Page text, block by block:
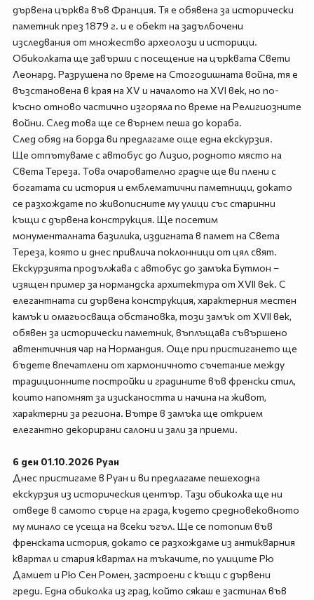
дървена църква във Франция. Тя е обявена за исторически
паметник през 1879 г. и е обект на задълбочени
изследвания от множество археолози и историци.
Обиколката ще завърши с посещение на църквата Свети
Леонард. Разрушена по време на Стогодишната война, тя е
възстановена в края на XV и началото на XVI век, но по-
късно отново частично изгоряла по време на Религиозните
войни. След това ще се върнем пеша до кораба.
След обяд на борда ви предлагаме още една екскурзия.
Ще отпътуваме с автобус до Лизио, родното място на
Света Тереза. Това очарователно градче ще ви плени с
богатата си история и емблематични паметници, докато
се разхождате по живописните му улици със старинни
къщи с дървена конструкция. Ще посетим
монументалната базилика, издигната в памет на Света
Тереза, която и днес привлича поклонници от цял свят.
Екскурзията продължава с автобус до замъка Бутмон –
изящен пример за нормандска архитектура от XVII век. С
елегантната си дървена конструкция, характерния местен
камък и омагьосваща обстановка, този замък от XVII век,
обявен за исторически паметник, въплъщава съвършено
автентичния чар на Нормандия. Още при пристигането ще
бъдете впечатлени от хармоничното съчетание между
традиционните постройки и градините във френски стил,
които напомнят за изискаността и начина на живот,
характерни за региона. Вътре в замъка ще открием
елегантно декорирани салони и зали за приеми.
6 ден 01.10.2026 Руан
Днес пристигаме в Руан и ви предлагаме пешеходна
екскурзия из историческия център. Тази обиколка ще ни
отведе в самото сърце на града, където средновековното
му минало се усеща на всеки ъгъл. Ще се потопим във
френската история, докато се разхождаме из антикварния
квартал и стария квартал на тъкачите, по улиците Рю
Дамиет и Рю Сен Ромен, застроени с къщи с дървени
греди. Една обиколка из град, който сякаш е застинал във